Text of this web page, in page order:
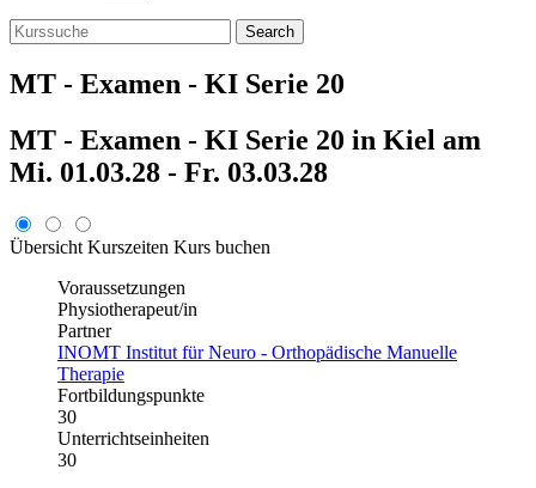
Search
MT - Examen - KI Serie 20
MT - Examen - KI Serie 20 in Kiel am
Mi. 01.03.28 - Fr. 03.03.28
Übersicht Kurszeiten Kurs buchen
Voraussetzungen
Physiotherapeut/in
Partner
INOMT Institut für Neuro - Orthopädische Manuelle
Therapie
Fortbildungspunkte
30
Unterrichtseinheiten
30